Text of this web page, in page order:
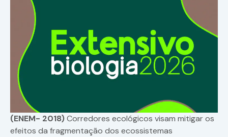
(ENEM- 2018)Corredores ecológicos visam mitigar os
efeitos da fragmentação dos ecossistemas